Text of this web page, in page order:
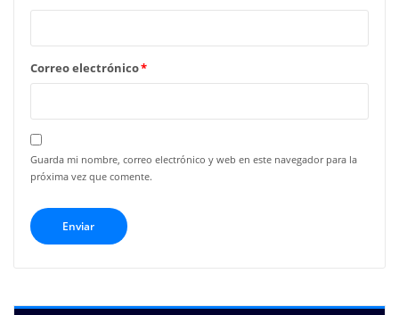
Correo electrónico*
Guarda mi nombre, correo electrónico y web en este navegador para la
próxima vez que comente.